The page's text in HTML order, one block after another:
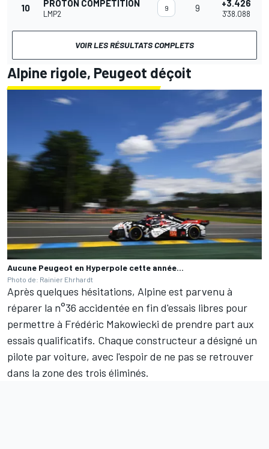
10 PROTON COMPETITION
LMP2
9 9 +3.426
3'38.088
VOIR LES RÉSULTATS COMPLETS
Alpine rigole, Peugeot déçoit
Aucune Peugeot en Hyperpole cette année...
Photo de: Rainier Ehrhardt
Après quelques hésitations, Alpine est parvenu à
réparer la n°36 accidentée en fin d'essais libres pour
permettre à Frédéric Makowiecki de prendre part aux
essais qualificatifs. Chaque constructeur a désigné un
pilote par voiture, avec l'espoir de ne pas se retrouver
dans la zone des trois éliminés.